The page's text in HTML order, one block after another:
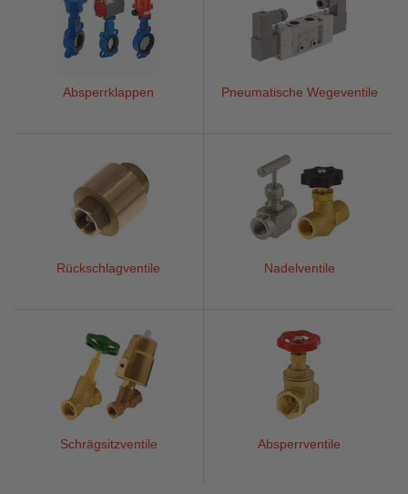
Absperrklappen Pneumatische Wegeventile
Rückschlagventile Nadelventile
Schrägsitzventile Absperrventile